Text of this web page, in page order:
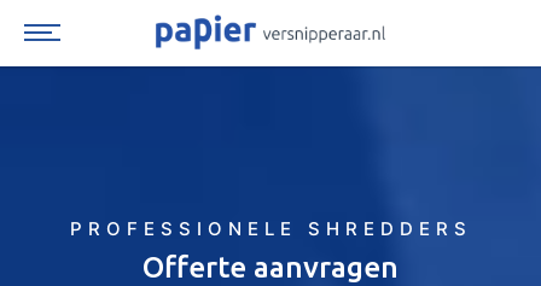
naar
PROFESSIONELE SHREDDERS
Offerte aanvragen